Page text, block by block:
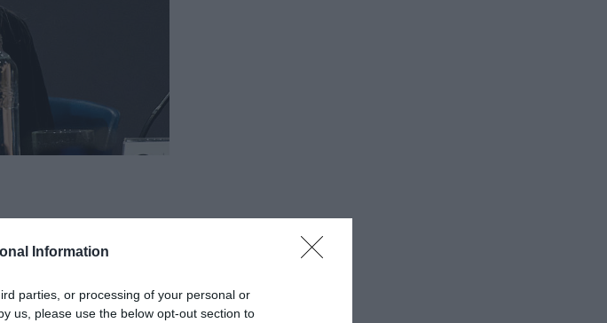
Information
parties, or processing of your personal or
us, please use the below opt-out section to